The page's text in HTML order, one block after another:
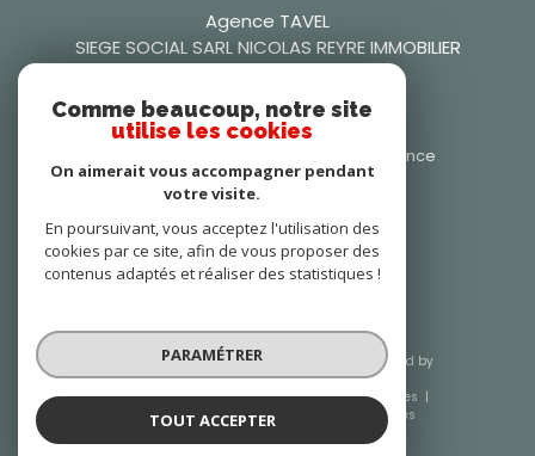
Agence TAVEL
SIEGE SOCIAL SARL NICOLAS REYRE IMMOBILIER
0466509942
nicolasreyre30@gmail.com
106 Rue Frédéric Mistral, 30126 Tavel, France
30126 tavel
Nous suivre sur
© 2026 | Tous droits réservés | Traduction powered by
Google |
Nos honoraires
Plan du site
Mentions légales
Admin
Nos liens Politique RGPD Cookies
Comme beaucoup, notre site
utilise les cookies
On aimerait vous accompagner pendant
votre visite.
En poursuivant, vous acceptez l'utilisation des
cookies par ce site, afin de vous proposer des
contenus adaptés et réaliser des statistiques !
PARAMÉTRER
TOUT ACCEPTER